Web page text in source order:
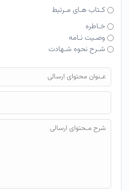
کـتاب هـای مـرتبط
خـاطره
وصـیت نـامه
شـرح نحوه شـهادت
فایل محتوای ارسالی